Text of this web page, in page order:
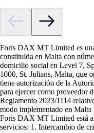
Foris DAX MT Limited es
constituida en Malta con
domicilio social en Level 7,
1000, St. Julians, Malta, que
tiene autorización de la
para ejercer como proveedor
Reglamento 2023/1114
modo implementado en
Foris DAX MT Limited está
servicios: 1. Intercambio de